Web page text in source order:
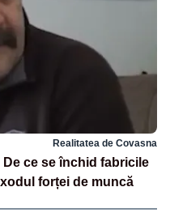
Realitatea de Covasna
ce se închid fabricile
forței de muncă